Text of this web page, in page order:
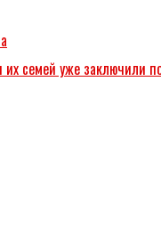
их семей уже заключили